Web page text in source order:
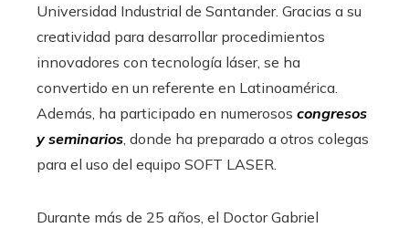
Universidad Industrial de Santander. Gracias a su
creatividad para desarrollar procedimientos
innovadores con tecnología láser, se ha
convertido en un referente en Latinoamérica.
Además, ha participado en numerosos congresos
y seminarios , donde ha preparado a otros colegas
para el uso del equipo SOFT LASER.
Durante más de 25 años, el Doctor Gabriel